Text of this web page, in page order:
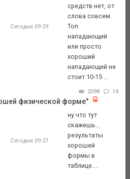
Сегодня 09:29
средств нет, от
слова совсем.
Топ
нападающий
или просто
хороший
нападающий не
стоит 10-15 ...
2098 14
физической форме"
Сегодня 09:27
ну что тут
скажешь...
результаты
хорошей
формы в
таблице....